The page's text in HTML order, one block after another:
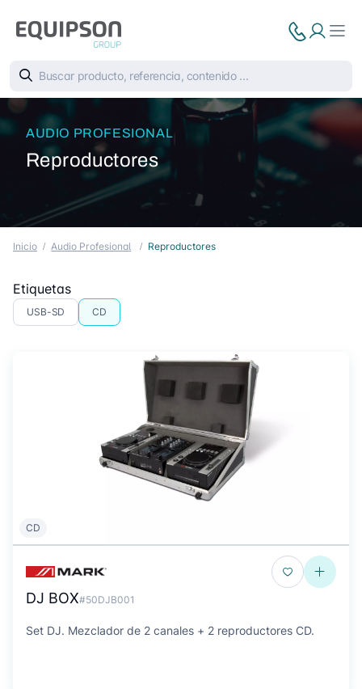
AUDIO PROFESIONAL
Reproductores
Inicio Audio Profesional Reproductores
Etiquetas
USB-SD CD
CD
DJ BOX#50DJB001
Set DJ. Mezclador de 2 canales + 2 reproductores CD.